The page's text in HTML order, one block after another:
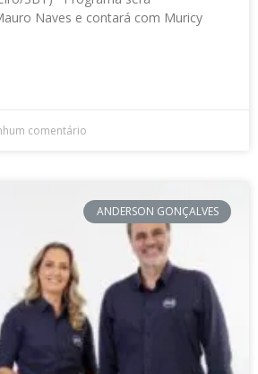
Naves e contará com Muricy
comentário
ANDERSON GONÇALVES